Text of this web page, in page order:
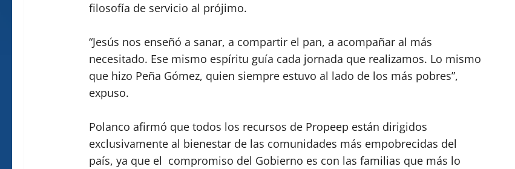
filosofía de servicio al prójimo.
“Jesús nos enseñó a sanar, a compartir el pan, a acompañar al más
necesitado. Ese mismo espíritu guía cada jornada que realizamos. Lo mismo
que hizo Peña Gómez, quien siempre estuvo al lado de los más pobres”,
expuso.
Polanco afirmó que todos los recursos de Propeep están dirigidos
exclusivamente al bienestar de las comunidades más empobrecidas del
país, ya que el compromiso del Gobierno es con las familias que más lo